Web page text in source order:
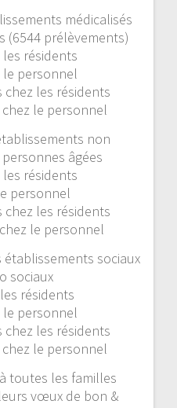
médicalisés
(6544 prélèvements)
les résidents
le personnel
chez les résidents
le personnel
non
âgées
les résidents
personnel
chez les résidents
le personnel
établissements sociaux
sociaux
résidents
le personnel
chez les résidents
le personnel
toutes les familles
vœux de bon &